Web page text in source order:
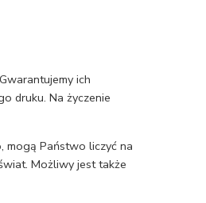
ich
druku. Na życzenie
mogą Państwo liczyć na
Możliwy jest także